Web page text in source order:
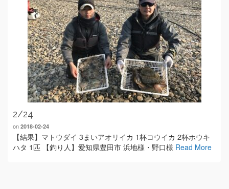
2/24
on 2018-02-24
【結果】マトウダイ 3まいアオリイカ 1杯コウイカ 2杯ホウキ
ハタ 1匹 【釣り人】愛知県豊田市 浜地様・野口様 Read More